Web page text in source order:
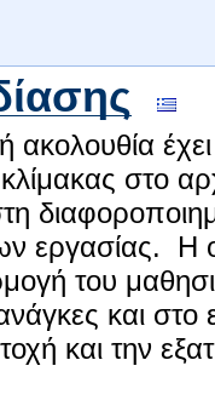
έχει
στο
εργασίας.
του
και
και την